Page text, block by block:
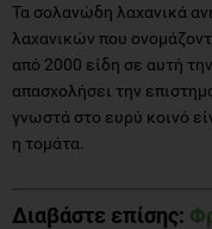
Τα σολανώδη λαχανικά
λαχανικών που
από 2000 είδη σε αυτή
απασχολήσει την
γνωστά στο ευρύ κοινό
η τομάτα.
Διαβάστε επίσης: